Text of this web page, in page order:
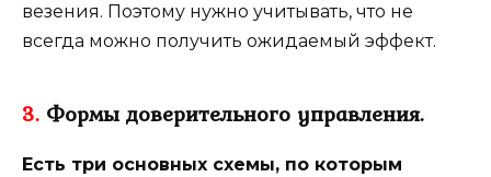
везения. Поэтому нужно учитывать, что не
всегда можно получить ожидаемый эффект.
3. Формы доверительного управления.
Есть три основных схемы, по которым